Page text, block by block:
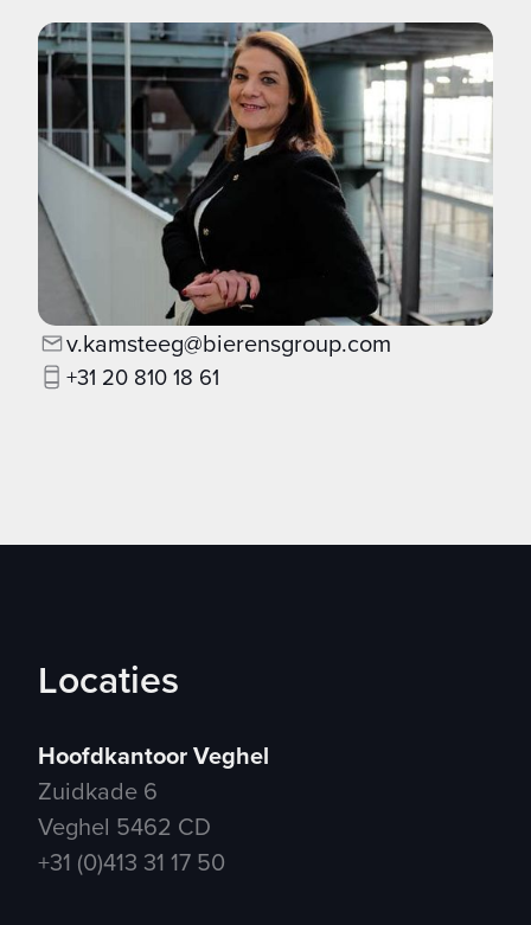
v.kamsteeg@bierensgroup.com
+31 20 810 18 61
Locaties
Hoofdkantoor Veghel
Zuidkade 6
Veghel 5462 CD
+31 (0)413 31 17 50